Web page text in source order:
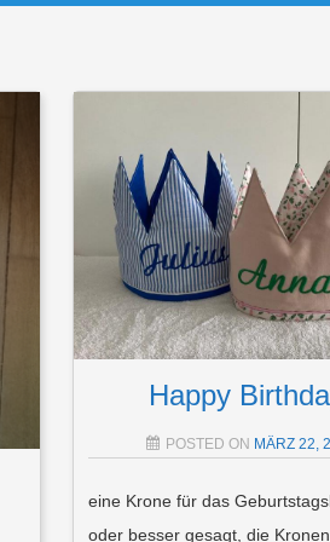
Happy
POSTED ON MÄRZ 22,
eine Krone für das
oder besser gesagt, die